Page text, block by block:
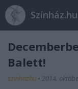
Színház.hu
Balett!
szinhazhu • 2014.